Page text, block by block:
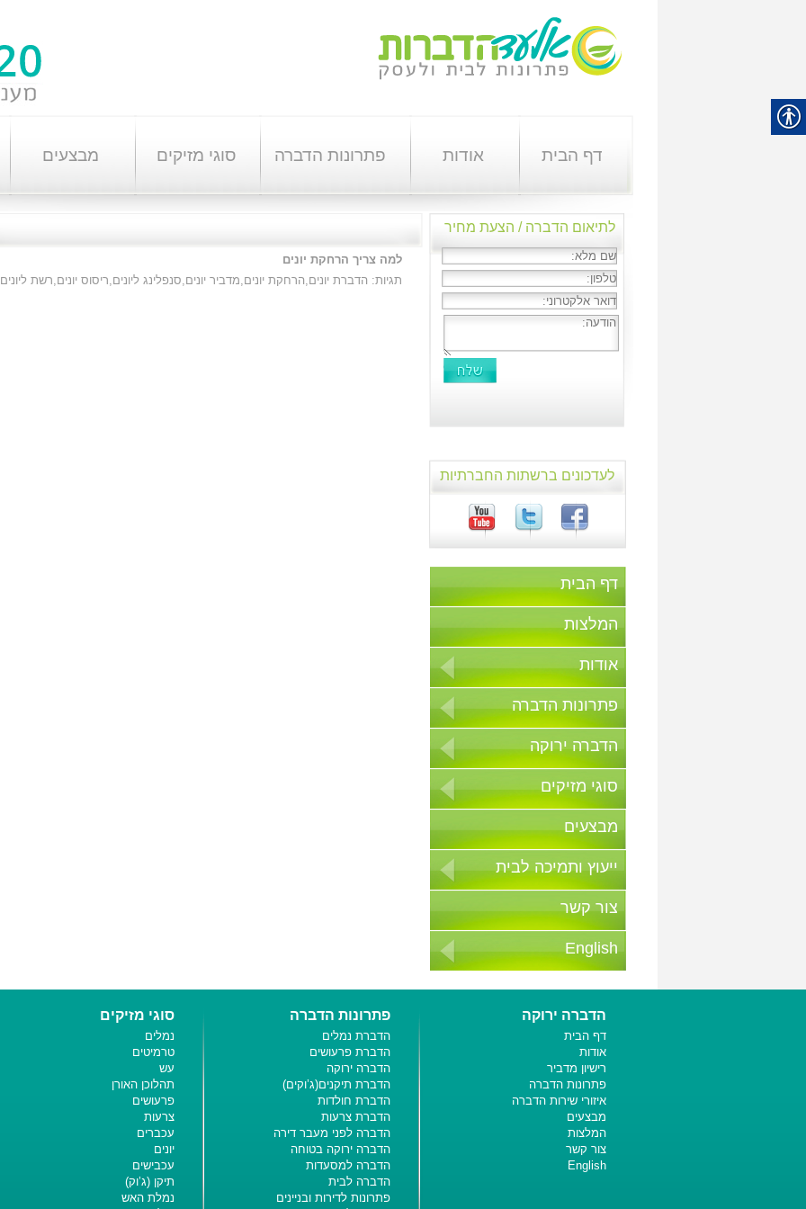
דף הבית אודות פתרונות הדברה סוגי מזיקים מבצעים
לתיאום הדברה / הצעת מחיר
לעדכונים ברשתות החברתיות
דף הבית
המלצות
אודות
פתרונות הדברה
הדברה ירוקה
סוגי מזיקים
מבצעים
ייעוץ ותמיכה לבית
צור קשר
English
למה צריך הרחקת יונים
תגיות: הדברת יונים,הרחקת יונים,מדביר יונים,סנפלינג ליונים,ריסוס יונים,רשת ליונים
הדברה ירוקה
דף הבית
אודות
רישיון מדביר
פתרונות הדברה
איזורי שירות הדברה
מבצעים
המלצות
צור קשר
English
פתרונות הדברה
הדברת נמלים
הדברת פרעושים
הדברה ירוקה
הדברת תיקנים(ג’וקים)
הדברת חולדות
הדברת צרעות
הדברה לפני מעבר דירה
הדברה ירוקה בטוחה
הדברה למסעדות
הדברה לבית
פתרונות לדירות ובניינים
סוגי מזיקים
נמלים
טרמיטים
עש
תהלוכן האורן
פרעושים
צרעות
עכברים
יונים
עכבישים
תיקן (ג’וק)
נמלת האש